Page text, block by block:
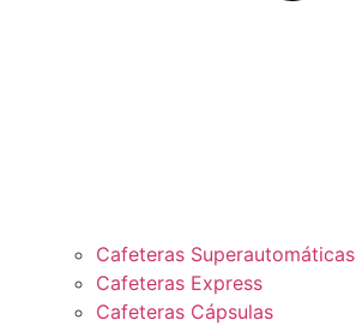
Cafeteras Superautomáticas
Cafeteras Express
Cafeteras Cápsulas